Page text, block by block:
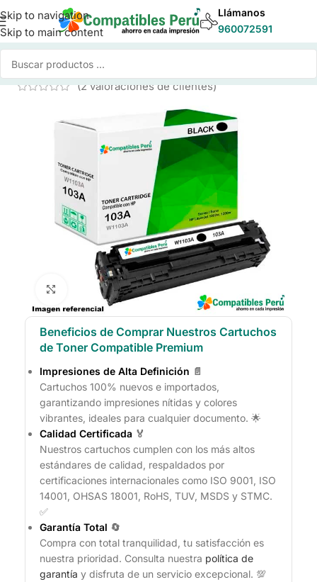
Skip to navigation
Skip to main content
Llámanos
960072591
Inicio/Toner para Impresoras/Toner Compatible HP
(2valoraciones de clientes)
Click to enlarge
Beneficios de Comprar Nuestros Cartuchos
de Toner Compatible Premium
Impresiones de Alta Definición 📄
Cartuchos 100% nuevos e importados,
garantizando impresiones nítidas y colores
vibrantes, ideales para cualquier documento. 🌟
Calidad Certificada 🏅
Nuestros cartuchos cumplen con los más altos
estándares de calidad, respaldados por
certificaciones internacionales como ISO 9001, ISO
14001, OHSAS 18001, RoHS, TUV, MSDS y STMC.
✅
Garantía Total 🔄
Compra con total tranquilidad, tu satisfacción es
nuestra prioridad. Consulta nuestra política de
garantía y disfruta de un servicio excepcional. 💯